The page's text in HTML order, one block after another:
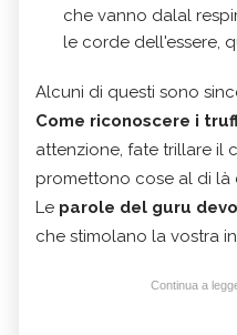
che vanno dalal
le corde dell'essere,
Alcuni di questi sono
Come riconoscere i
attenzione, fate trillare il
promettono cose al di
Le parole del guru
che stimolano la vostra
Continua a